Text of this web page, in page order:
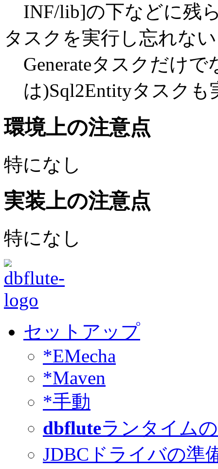
INF/lib]の下などに残
タスクを実行し忘れな
Generateタスクだけ
は)Sql2Entityタスクも
環境上の注意点
特になし
実装上の注意点
特になし
セットアップ
*EMecha
*Maven
*手動
dbfluteランタイム
JDBCドライバの準